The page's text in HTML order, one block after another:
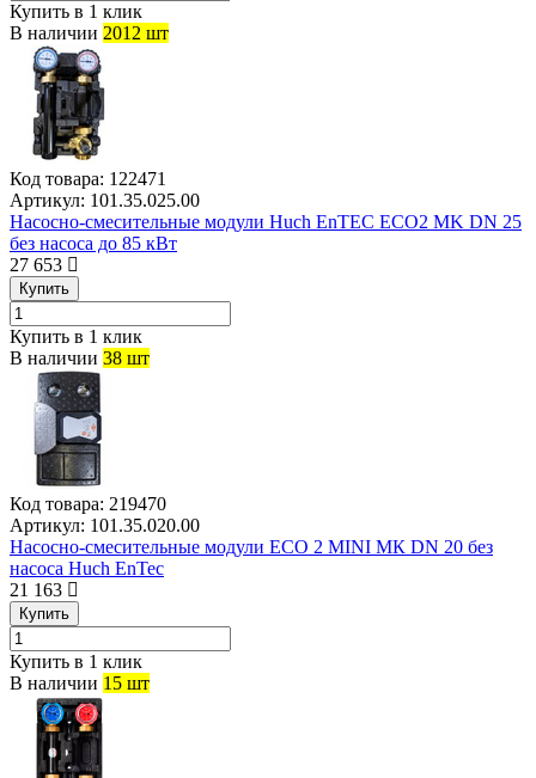
Купить в 1 клик
В наличии 2012 шт
Код товара: 122471
Артикул: 101.35.025.00
Насосно-смесительные модули Huch EnTEC ЕСО2 MK DN 25
без насоса до 85 кВт
27 653
Купить
Купить в 1 клик
В наличии 38 шт
Код товара: 219470
Артикул: 101.35.020.00
Насосно-смесительные модули ECO 2 MINI МК DN 20 без
насоса Huch EnTec
21 163
Купить
Купить в 1 клик
В наличии 15 шт